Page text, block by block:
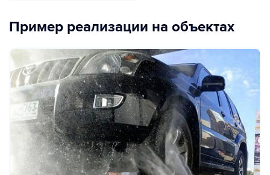
Пример реализации на объектах